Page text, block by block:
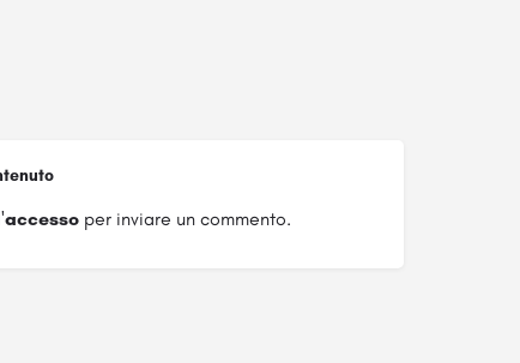
accessoper inviare un commento.